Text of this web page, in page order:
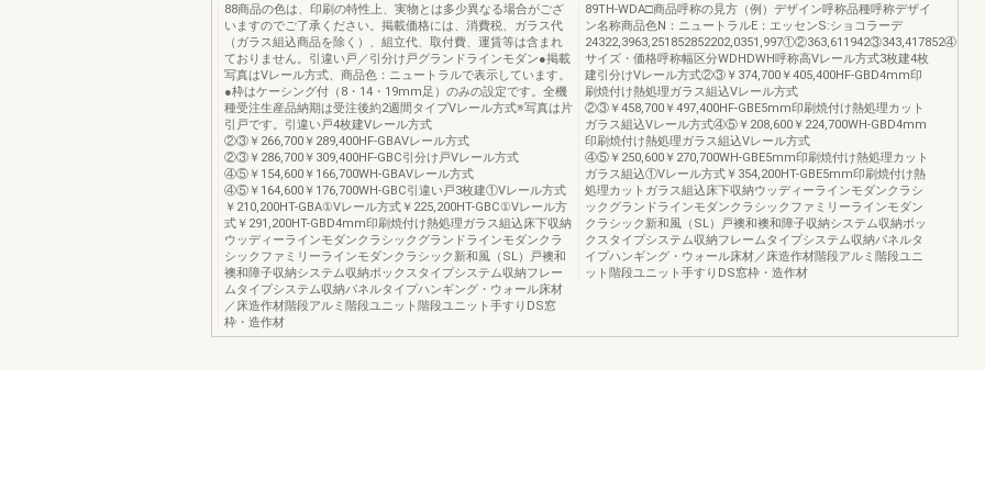
88商品の色は、印刷の特性上、実物とは多少異なる場合がござ
いますのでご了承ください。掲載価格には、消費税、ガラス代
（ガラス組込商品を除く）、組立代、取付費、運賃等は含まれ
ておりません。引違い戸／引分け戸グランドラインモダン●掲載
写真はVレール方式、商品色：ニュートラルで表示しています。
●枠はケーシング付（8・14・19mm足）のみの設定です。全機
種受注生産品納期は受注後約2週間タイプVレール方式※写真は片
引戸です。引違い戸4枚建Vレール方式
②③￥266,700￥289,400HF-GBAVレール方式
②③￥286,700￥309,400HF-GBC引分け戸Vレール方式
④⑤￥154,600￥166,700WH-GBAVレール方式
④⑤￥164,600￥176,700WH-GBC引違い戸3枚建①Vレール方式
￥210,200HT-GBA①Vレール方式￥225,200HT-GBC①Vレール方
式￥291,200HT-GBD4mm印刷焼付け熱処理ガラス組込床下収納
ウッディーラインモダンクラシックグランドラインモダンクラ
シックファミリーラインモダンクラシック新和風（SL）戸襖和
襖和障子収納システム収納ボックスタイプシステム収納フレー
ムタイプシステム収納パネルタイプハンギング・ウォール床材
／床造作材階段アルミ階段ユニット階段ユニット手すりDS窓
枠・造作材
89TH-WDA□商品呼称の見方（例）デザイン呼称品種呼称デザイ
ン名称商品色N：ニュートラルE：エッセンS:ショコラーデ
サイズ・価格呼称幅区分WDHDWH呼称高Vレール方式3枚建4枚
建引分けVレール方式②③￥374,700￥405,400HF-GBD4mm印
刷焼付け熱処理ガラス組込Vレール方式
②③￥458,700￥497,400HF-GBE5mm印刷焼付け熱処理カット
ガラス組込Vレール方式④⑤￥208,600￥224,700WH-GBD4mm
印刷焼付け熱処理ガラス組込Vレール方式
④⑤￥250,600￥270,700WH-GBE5mm印刷焼付け熱処理カット
ガラス組込①Vレール方式￥354,200HT-GBE5mm印刷焼付け熱
処理カットガラス組込床下収納ウッディーラインモダンクラシ
ックグランドラインモダンクラシックファミリーラインモダン
クラシック新和風（SL）戸襖和襖和障子収納システム収納ボッ
クスタイプシステム収納フレームタイプシステム収納パネルタ
イプハンギング・ウォール床材／床造作材階段アルミ階段ユニ
ット階段ユニット手すりDS窓枠・造作材